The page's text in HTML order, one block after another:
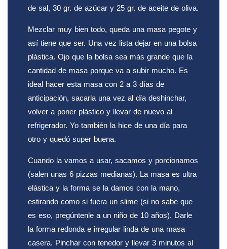
de sal, 30 gr. de azúcar y 25 gr. de aceite de oliva.
Mezclar muy bien todo, queda una masa pegote y
así tiene que ser. Una vez lista dejar en una bolsa
plástica. Ojo que la bolsa sea más grande que la
cantidad de masa porque va a subir mucho. Es
ideal hacer esta masa con 2 a 3 días de
anticipación, sacarla una vez al día deshinchar,
volver a poner plástico y llevar de nuevo al
refrigerador. Yo también la hice de una día para
otro y quedó super buena.
Cuando la vamos a usar, sacamos y porcionamos
(salen unas 6 pizzas medianas). La masa es ultra
elástica y la forma se la damos con la mano,
estirando como si fuera un slime (si no sabe que
es eso, pregúntenle a un niño de 10 años). Darle
la forma redonda e irregular linda de una masa
casera. Pinchar con tenedor y llevar 3 minutos al